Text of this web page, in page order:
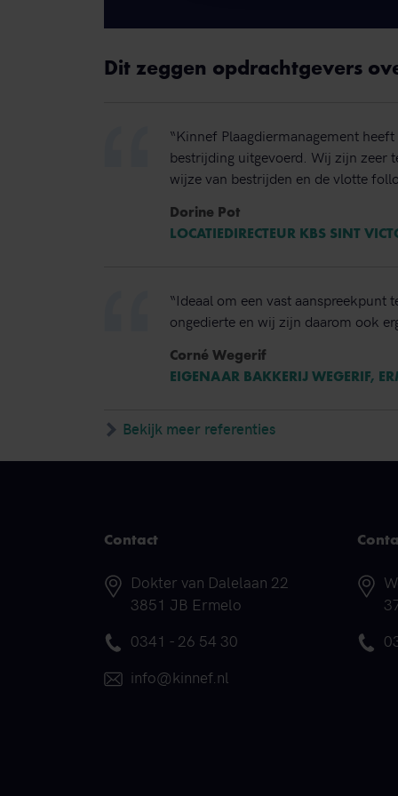
Dit zeggen opdrachtgevers
“Kinnef Plaagdiermanagement
bestrijding uitgevoerd. Wij zijn zeer
wijze van bestrijden en de vlotte
Dorine Pot
LOCATIEDIRECTEUR KBS SINT
“Ideaal om een vast aanspreekpunt
ongedierte en wij zijn daarom ook
Corné Wegerif
EIGENAAR BAKKERIJ WEGERIF,
Bekijk meer referenties
Contact
Adres
Dokter van Dalelaan 22
3851 JB Ermelo
Telefoonnummer
0341 - 26 54 30
E-mail
info@kinnef.nl